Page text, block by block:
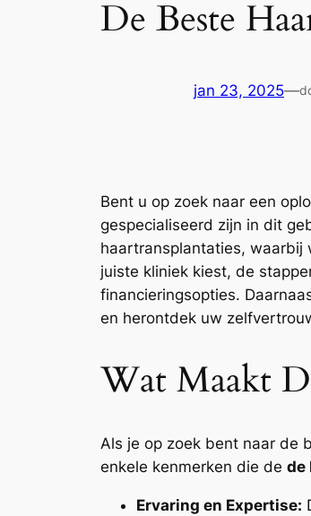
De Beste
jan 23, 2025—
Bent u op zoek naar een
gespecialiseerd zijn in dit
haartransplantaties, waarbij
juiste kliniek kiest, de
financieringsopties.
en herontdek uw
Wat Maakt
Als je op zoek bent naar de
enkele kenmerken die de de
Ervaring en Expertise: